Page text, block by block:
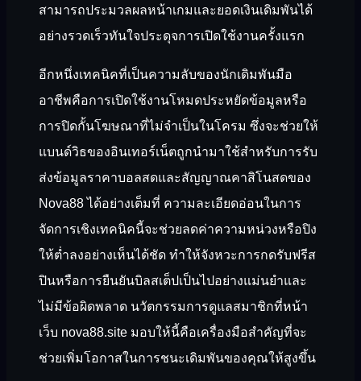
สามารถประมวลผลหน้าเกมและยอดเงินเดิมพันได้
อย่างรวดเร็วทันใจประดุจการเปิดใช้งานครั้งแรก
อีกหนึ่งเทคนิคที่เป็นความลับของนักเดิมพันมือ
อาชีพคือการเปิดใช้งานโหมดประหยัดข้อมูลหรือ
การปิดกั้นโฆษณาที่ไม่จำเป็นในโครม ซึ่งจะช่วยให้
แบนด์วิธของอินเทอร์เน็ตถูกนำมาใช้สำหรับการรับ
ส่งข้อมูลราคาบอลสดและสัญญาณคาสิโนสดของ
Nova88 ได้อย่างเต็มที่ ความละเอียดอ่อนในการ
จัดการเชิงเทคนิคนี้จะช่วยลดค่าความหน่วงหรือปิง
ให้ต่ำลงอย่างเห็นได้ชัด ทำให้จังหวะการกดรับฟรีส
ปินหรือการยืนยันบิลสเต็ปเป็นไปอย่างแม่นยำและ
ไม่มีข้อผิดพลาด นวัตกรรมการดูแลสมาชิกที่หน้า
เว็บ nova88.site มอบให้นี้คือเครื่องมือสำคัญที่จะ
ช่วยเพิ่มโอกาสในการชนะเดิมพันของคุณให้สูงขึ้น